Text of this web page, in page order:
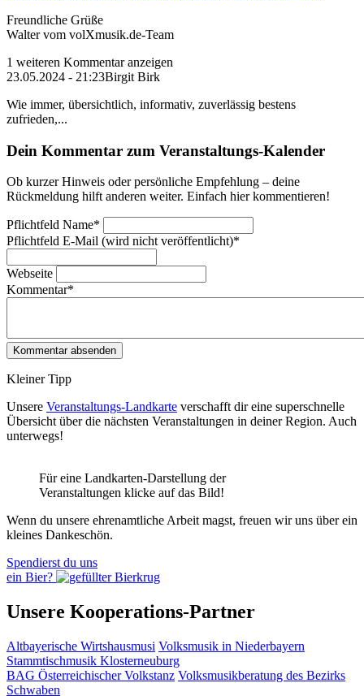
Freundliche Grüße
Walter vom volXmusik.de-Team
1 weiteren Kommentar anzeigen
23.05.2024 - 21:23Birgit Birk
Wie immer, übersichtlich, informativ, zuverlässig bestens
zufrieden,...
Dein Kommentar zum Veranstaltungs-Kalender
Ob kurzer Hinweis oder persönliche Empfehlung – deine
Rückmeldung hilft anderen weiter. Einfach hier kommentieren!
Pflichtfeld Name*
Pflichtfeld E-Mail (wird nicht veröffentlicht)*
Webseite
Kommentar*
Kleiner Tipp
Unsere Veranstaltungs-Landkarte verschafft dir eine superschnelle
Übersicht über die nächsten Veranstaltungen in deiner Region. Auch
unterwegs!
Für eine Landkarten-Darstellung der
Veranstaltungen klicke auf das Bild!
Wenn du unsere ehrenamtliche Arbeit magst, freuen wir uns über ein
kleines Dankeschön.
Spendierst du uns
ein Bier?
Unsere Kooperations-Partner
Altbayerische Wirtshausmusi Volksmusik in Niederbayern
Stammtischmusik Klosterneuburg
BAG Österreichischer Volkstanz Volksmusikberatung des Bezirks
Schwaben